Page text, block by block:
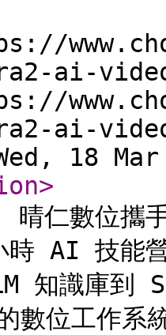
ai-
ai-
18
>
晴仁數位攜
AI 技能
知識庫到
數位工作